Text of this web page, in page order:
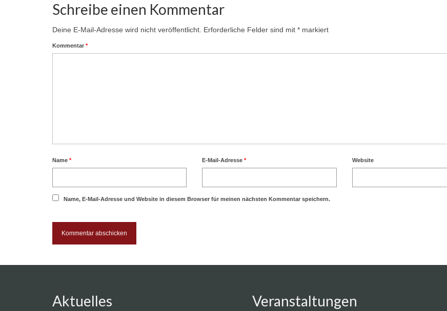
Schreibe einen Kommentar
Deine E-Mail-Adresse wird nicht veröffentlicht. Erforderliche Felder sind mit * markiert
Kommentar *
Name * E-Mail-Adresse* Website
Name, E-Mail-Adresse und Website in diesem Browser für meinen nächsten Kommentar speichern.
Aktuelles Veranstaltungen